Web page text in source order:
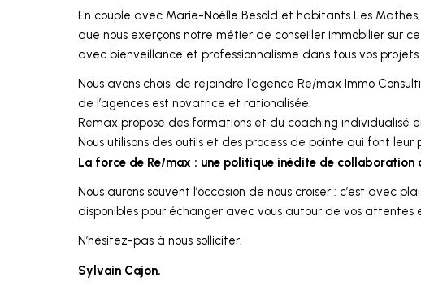
En couple avec Marie-Noëlle Besold et habitants Les
que nous exerçons notre métier de conseiller immobilier sur
avec bienveillance et professionnalisme dans tous vos projets
Nous avons choisi de rejoindre l’agence Re/max Immo
de l’agences est novatrice et rationalisée.
Remax propose des formations et du coaching individualisé
Nous utilisons des outils et des process de pointe qui font leur
La force de Re/max : une politique inédite de collaboration
Nous aurons souvent l’occasion de nous croiser : c’est avec
disponibles pour échanger avec vous autour de vos attentes
N’hésitez-pas à nous solliciter.
Sylvain Cajon.